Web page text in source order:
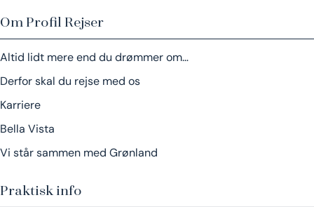
Om Profil Rejser
Altid lidt mere end du drømmer om…
Derfor skal du rejse med os
Karriere
Bella Vista
Vi står sammen med Grønland
Praktisk info